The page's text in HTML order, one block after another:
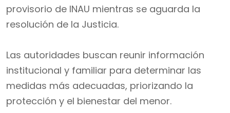
provisorio de INAU mientras se aguarda la
resolución de la Justicia.
Las autoridades buscan reunir información
institucional y familiar para determinar las
medidas más adecuadas, priorizando la
protección y el bienestar del menor.